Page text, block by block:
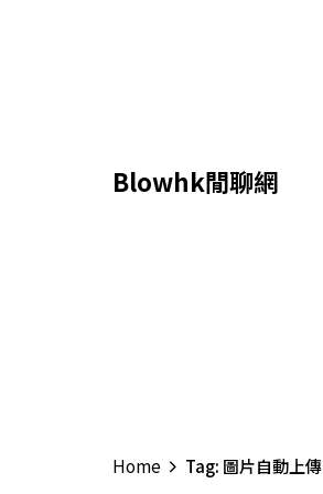
Blowhk閒聊網
Home Tag: 圖片自動上傳